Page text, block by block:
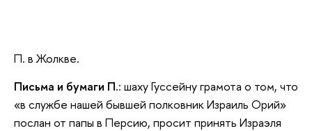
П. в Жолкве.
Письма и бумаги П.: шаху Гуссейну грамота о том, что
«в службе нашей бывшей полковник Израиль Орий»
послан от папы в Персию, просит принять Израэля